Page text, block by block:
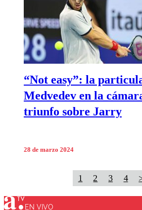
“Not easy”: la
Medvedev en la
triunfo sobre Jarry
28 de marzo 2024
1 2 3 4
EN VIVO